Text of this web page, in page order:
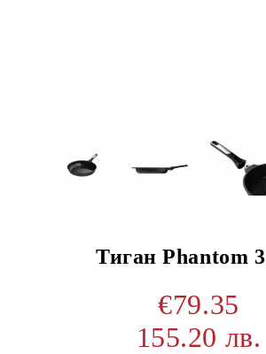
Тиган Phantom
€79.35
155.20 лв.